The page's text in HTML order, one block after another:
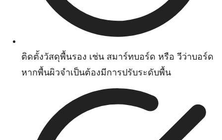
ติดตั้งวัสดุพื้นรอง เช่น สมาร์ทบอร์ด หรือ วีว่าบอร์ด
หากพื้นผิวจำเป็นต้องมีการปรับระดับพื้น